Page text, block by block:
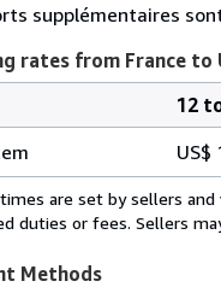
supplémentaires
rates from France to
12
US$
are set by sellers and
duties or fees. Sellers
Methods